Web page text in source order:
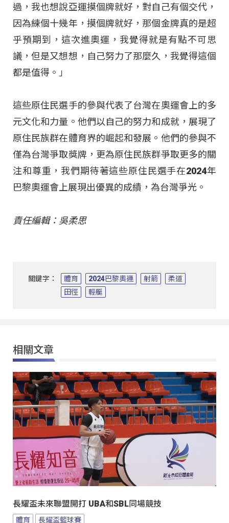
過，我也想說亞運摸個牌就好，對自己有個交代，
因為練個十幾年，摸個牌就好，那個金牌真的是超
乎預期到，這次進奧運，我覺得就是有點不可思
議，但是又想想，自己努力了那麼久，我覺得這個
都是值得。」
這些原住民選手的參與代表了台灣在奧運會上的多
元文化和力量。他們以自己的努力和成就，展現了
原住民族群在體育界的崛起和發展。他們的參與不
僅為台灣爭取獎牌，更為原住民族群爭取更多的關
注和尊重，我們期待著這些原住民選手在2024年
巴黎奧運會上展現出優異的成績，為台灣爭光。
責任編輯：吳柔思
關鍵字： 體育 2024巴黎奧運 射箭
柔道
田徑
輕艇
相關文章
長耀盃未來聯盟開打 UBA和SBL同場競技
體育 長耀盃籃球賽